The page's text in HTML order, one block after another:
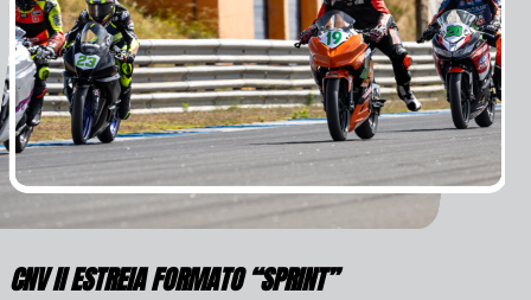
CNV II ESTREIA FORMATO “SPRINT”